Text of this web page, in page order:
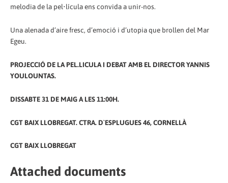
melodia de la pel•lícula ens convida a unir-nos.
Una alenada d’aire fresc, d’emoció i d’utopia que brollen del Mar
Egeu.
PROJECCIÓ DE LA PEL.LICULA I DEBAT AMB EL DIRECTOR YANNIS
YOULOUNTAS.
DISSABTE 31 DE MAIG A LES 11:00H.
CGT BAIX LLOBREGAT. CTRA. D`ESPLUGUES 46, CORNELLÀ
CGT BAIX LLOBREGAT
Attached documents